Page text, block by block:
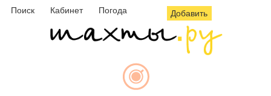
Поиск Кабинет Погода Добавить